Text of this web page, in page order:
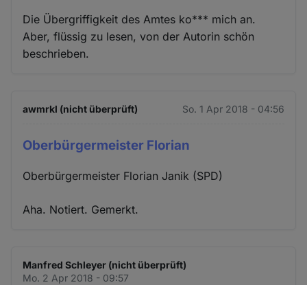
Die Übergriffigkeit des Amtes ko*** mich an.
Aber, flüssig zu lesen, von der Autorin schön
beschrieben.
awmrkl (nicht überprüft) So. 1 Apr 2018 - 04:56
Oberbürgermeister Florian
Oberbürgermeister Florian Janik (SPD)
Aha. Notiert. Gemerkt.
Manfred Schleyer (nicht überprüft)
Mo. 2 Apr 2018 - 09:57